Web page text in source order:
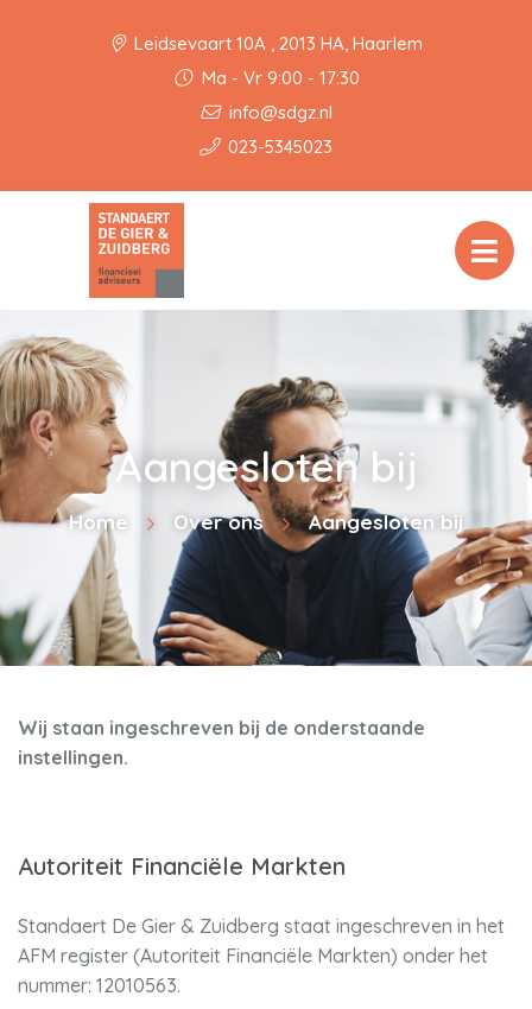
Leidsevaart 10A , 2013 HA, Haarlem
Ma - Vr 9:00 - 17:30
info@sdgz.nl
023-5345023
Aangesloten bij
Home Over ons Aangesloten bij
Wij staan ingeschreven bij de onderstaande
instellingen.
Autoriteit Financiële Markten
Standaert De Gier & Zuidberg staat ingeschreven in het
AFM register (Autoriteit Financiële Markten) onder het
nummer: 12010563.